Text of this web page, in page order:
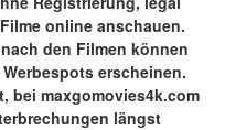
online anschauen.
den Filmen können
erscheinen.
bei maxgomovies4k.com
längst